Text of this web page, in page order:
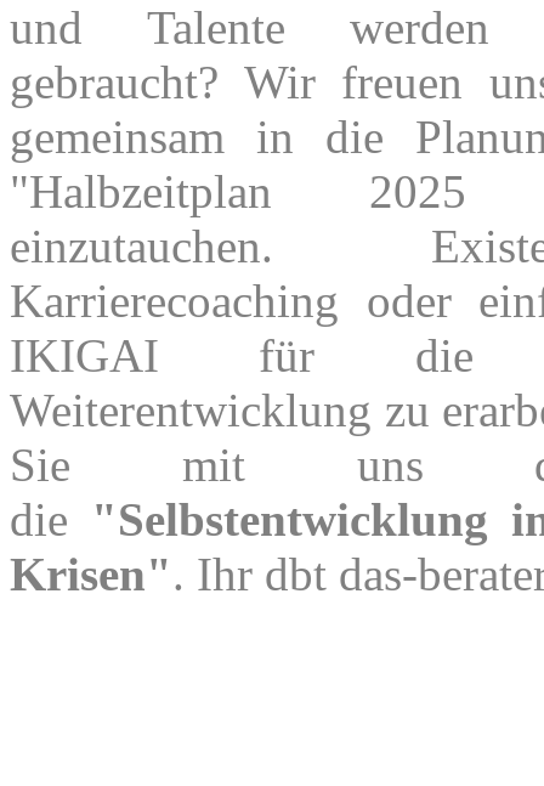
und Talente
gebraucht? Wir freuen
gemeinsam in die
"Halbzeitplan
einzutauchen.
Karrierecoaching oder
IKIGAI für die
Weiterentwicklung zu
Sie mit uns
die "Selbstentwicklung
Krisen". Ihr dbt das-